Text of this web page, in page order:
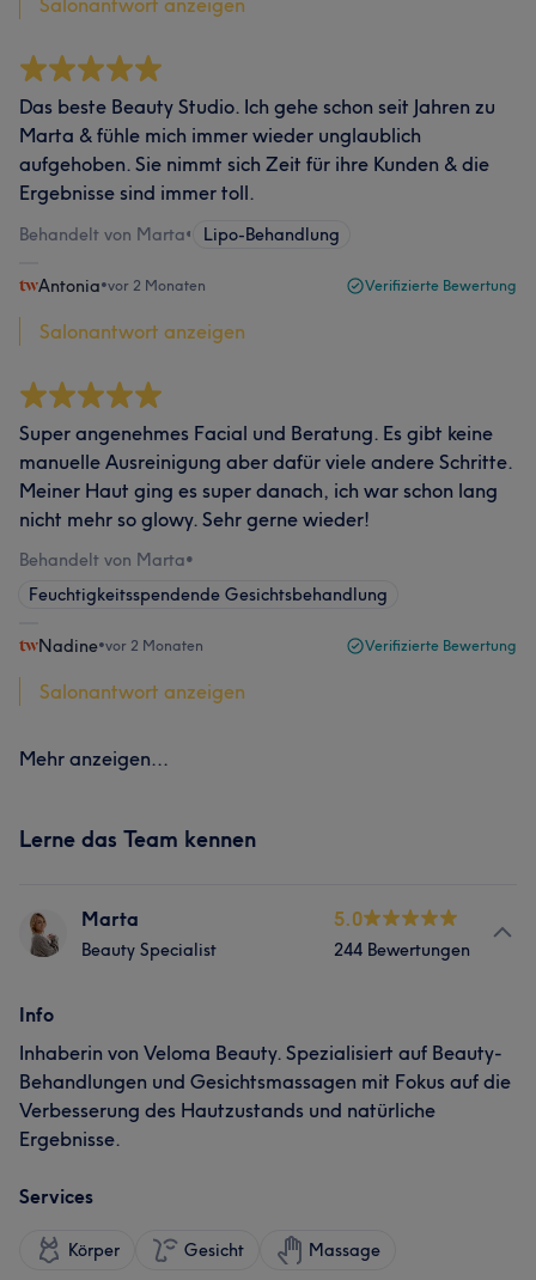
Salonantwort anzeigen
Das beste Beauty Studio. Ich gehe schon seit Jahren zu
Marta & fühle mich immer wieder unglaublich
aufgehoben. Sie nimmt sich Zeit für ihre Kunden & die
Ergebnisse sind immer toll.
Behandelt von Marta• Lipo-Behandlung
Antonia•vor 2 Monaten Verifizierte Bewertung
Salonantwort anzeigen
Super angenehmes Facial und Beratung. Es gibt keine
manuelle Ausreinigung aber dafür viele andere Schritte.
Meiner Haut ging es super danach, ich war schon lang
nicht mehr so glowy. Sehr gerne wieder!
Behandelt von Marta•
Feuchtigkeitsspendende Gesichtsbehandlung
Nadine•vor 2 Monaten Verifizierte Bewertung
Salonantwort anzeigen
Mehr anzeigen...
Lerne das Team kennen
Marta
Beauty Specialist
5.0
244 Bewertungen
Info
Inhaberin von Veloma Beauty. Spezialisiert auf Beauty-
Behandlungen und Gesichtsmassagen mit Fokus auf die
Verbesserung des Hautzustands und natürliche
Ergebnisse.
Services
Körper Gesicht Massage